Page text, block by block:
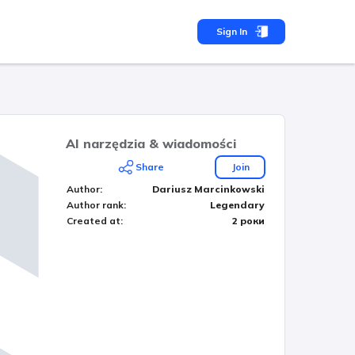
Sign In
AI narzędzia & wiadomości
Share
Join
Author:
Dariusz Marcinkowski
Author rank:
Legendary
Created at: 2 роки